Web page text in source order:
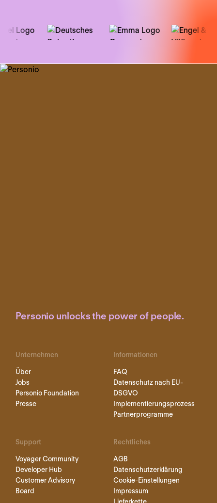
Personio unlocks the power of people.
Unternehmen
Über
Jobs
Personio Foundation
Presse
Informationen
FAQ
Datenschutz nach EU-
DSGVO
Implementierungsprozess
Partnerprogramme
Support
Voyager Community
Developer Hub
Customer Advisory
Board
Rechtliches
AGB
Datenschutzerklärung
Cookie-Einstellungen
Impressum
Lieferkette